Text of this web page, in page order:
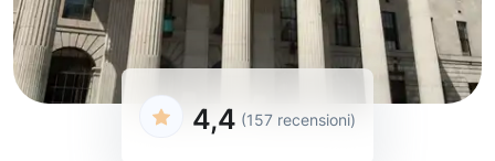
4,4 (157 recensioni)